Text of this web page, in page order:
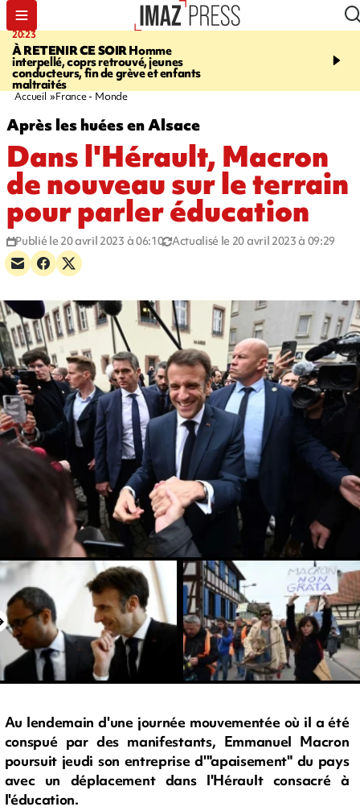
20:23
À RETENIR CE SOIRHomme
interpellé, coprs retrouvé, jeunes
conducteurs, fin de grève et enfants
maltraités
06:04
à La Réunion - des
Accueil France - Monde
Après les huées en Alsace
Dans l'Hérault, Macron
de nouveau sur le terrain
pour parler éducation
Publié le 20 avril 2023 à 06:10 Actualisé le 20 avril 2023 à 09:29
Au lendemain d'une journée mouvementée où il a été
conspué par des manifestants, Emmanuel Macron
poursuit jeudi son entreprise d'"apaisement" du pays
avec un déplacement dans l'Hérault consacré à
l'éducation.